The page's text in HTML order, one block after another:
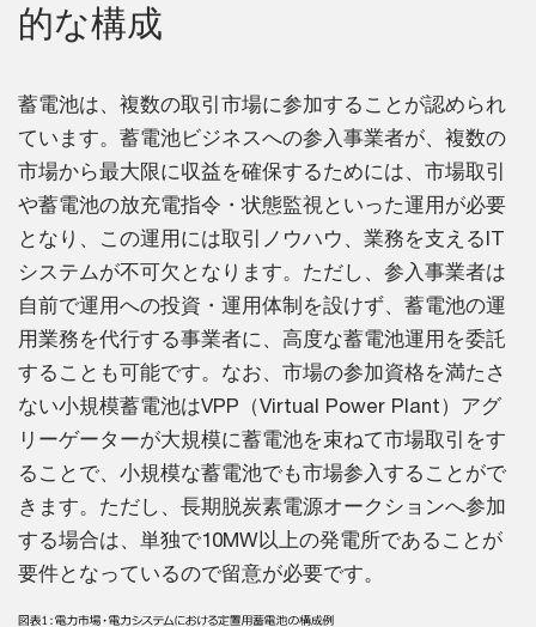
的な構成
蓄電池は、複数の取引市場に参加することが認められ
ています。蓄電池ビジネスへの参入事業者が、複数の
市場から最大限に収益を確保するためには、市場取引
や蓄電池の放充電指令・状態監視といった運用が必要
となり、この運用には取引ノウハウ、業務を支えるIT
システムが不可欠となります。ただし、参入事業者は
自前で運用への投資・運用体制を設けず、蓄電池の運
用業務を代行する事業者に、高度な蓄電池運用を委託
することも可能です。なお、市場の参加資格を満たさ
ない小規模蓄電池はVPP（Virtual Power Plant）アグ
リーゲーターが大規模に蓄電池を束ねて市場取引をす
ることで、小規模な蓄電池でも市場参入することがで
きます。ただし、長期脱炭素電源オークションへ参加
する場合は、単独で10MW以上の発電所であることが
要件となっているので留意が必要です。